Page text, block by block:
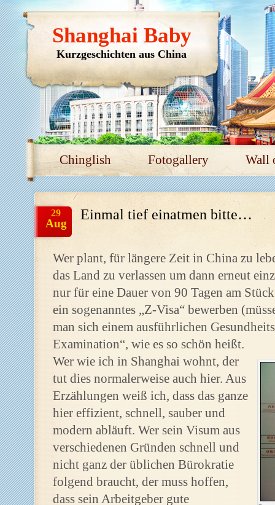
Chinglish Fotogallery Wall
Shanghai Baby
Kurzgeschichten aus China
Einmal tief einatmen bitte…
29
Aug
Wer plant, für längere Zeit in China zu
das Land zu verlassen um dann erneut
nur für eine Dauer von 90 Tagen am
ein sogenanntes „Z-Visa“ bewerben
man sich einem ausführlichen
Examination“, wie es so schön heißt.
Wer wie ich in Shanghai wohnt, der
tut dies normalerweise auch hier. Aus
Erzählungen weiß ich, dass das ganze
hier effizient, schnell, sauber und
modern abläuft. Wer sein Visum aus
verschiedenen Gründen schnell und
nicht ganz der üblichen Bürokratie
folgend braucht, der muss hoffen,
dass sein Arbeitgeber gute